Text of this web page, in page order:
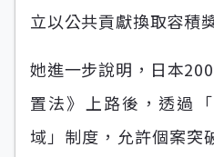
立以公共貢獻換取容積
她進一步說明，日本
置法》上路後，透過
域」制度，允許個案突